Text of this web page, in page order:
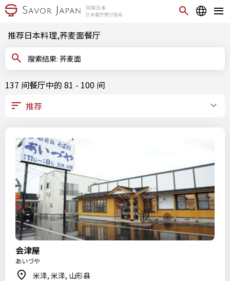
推荐日本料理,荞麦面餐厅
搜索结果: 荞麦面
137 间餐厅中的 81 - 100 间
会津屋
あいづや
米泽, 米泽, 山形县